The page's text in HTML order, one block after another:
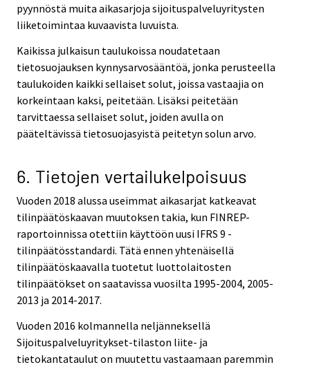
pyynnöstä muita aikasarjoja sijoituspalveluyritysten
liiketoimintaa kuvaavista luvuista.
Kaikissa julkaisun taulukoissa noudatetaan
tietosuojauksen kynnysarvosääntöä, jonka perusteella
taulukoiden kaikki sellaiset solut, joissa vastaajia on
korkeintaan kaksi, peitetään. Lisäksi peitetään
tarvittaessa sellaiset solut, joiden avulla on
pääteltävissä tietosuojasyistä peitetyn solun arvo.
6. Tietojen vertailukelpoisuus
Vuoden 2018 alussa useimmat aikasarjat katkeavat
tilinpäätöskaavan muutoksen takia, kun FINREP-
raportoinnissa otettiin käyttöön uusi IFRS 9 -
tilinpäätösstandardi. Tätä ennen yhtenäisellä
tilinpäätöskaavalla tuotetut luottolaitosten
tilinpäätökset on saatavissa vuosilta 1995-2004, 2005-
2013 ja 2014-2017.
Vuoden 2016 kolmannella neljänneksellä
Sijoituspalveluyritykset-tilaston liite- ja
tietokantataulut on muutettu vastaamaan paremmin